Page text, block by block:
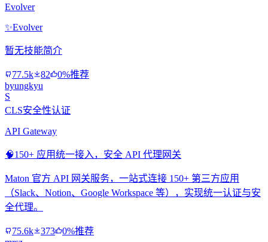
Evolver
✨Evolver
暂无技能简介
77.5k 82
0%推荐
byungkyu
S
CLS安全性认证
API Gateway
🧠150+ 应用统一接入，安全 API 代理网关
Maton 官方 API 网关服务，一站式连接 150+ 第三方应用
（Slack、Notion、Google Workspace 等），实现统一认证与安
全代理。
75.6k 373
0%推荐